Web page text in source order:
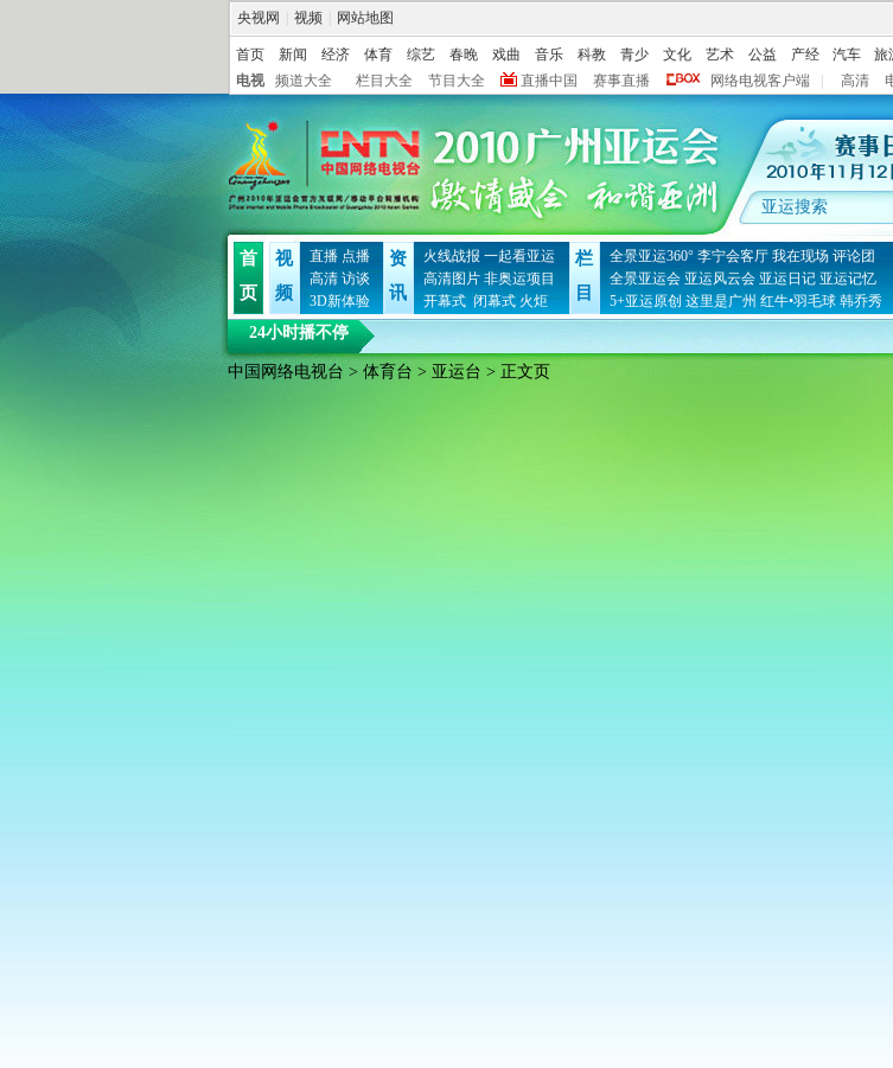
央视网 视频 网站地图
首页 新闻 经济 体育 综艺 春晚 戏曲 音乐 科教 青少 文化 艺术 公益 产经 汽车 旅
电视
频道大全 栏目大全 节目大全 直播中国 赛事直播 网络电视客户端 高清
首
页
视
频
直播 点播
高清 访谈
3D新体验
资
讯
火线战报 一起看亚运
高清图片 非奥运项目
开幕式 闭幕式 火炬
栏
目
全景亚运360° 李宁会客厅 我在现场 评论团
全景亚运会 亚运风云会 亚运日记 亚运记忆
5+亚运原创 这里是广州 红牛•羽毛球 韩乔秀
24小时播不停
中国网络电视台 > 体育台 > 亚运台 > 正文页